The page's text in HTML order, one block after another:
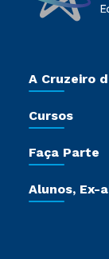
A Cruzeiro
Sala de
Certificadoras
Jornada do
Cursos
Pós-graduação
Cursos Livres
Faça Parte
Vestibular
Alunos, Ex-